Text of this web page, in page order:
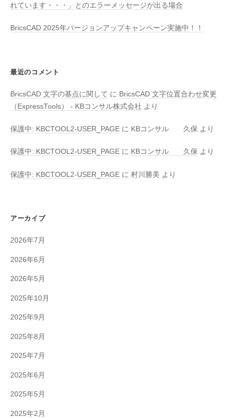
れています・・・」とのエラーメッセージが出る場合
BricsCAD 2025年バージョンアップキャンペーン実施中！！
最近のコメント
BricsCAD 文字の基点に関して に BricsCAD 文字位置合わせ変更
（ExpressTools） - KBコンサル株式会社 より
保護中: KBCTOOL2-USER_PAGE に KBコンサル 久保 より
保護中: KBCTOOL2-USER_PAGE に KBコンサル 久保 より
保護中: KBCTOOL2-USER_PAGE に 村川勝美 より
アーカイブ
2026年7月
2026年6月
2026年5月
2025年10月
2025年9月
2025年8月
2025年7月
2025年6月
2025年5月
2025年2月